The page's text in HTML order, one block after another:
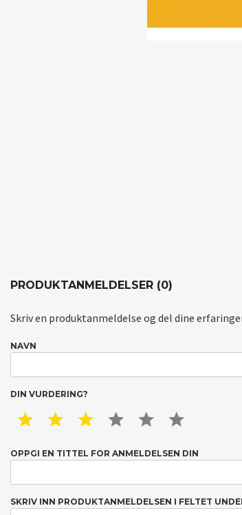
PRODUKTANMELDELSER (0)
Skriv en produktanmeldelse og del dine
NAVN
DIN VURDERING?
1 STAR2 STAR3 STAR4 STAR5 STAR
OPPGI EN TITTEL FOR ANMELDELSEN DIN
SKRIV INN PRODUKTANMELDELSEN I FELTET